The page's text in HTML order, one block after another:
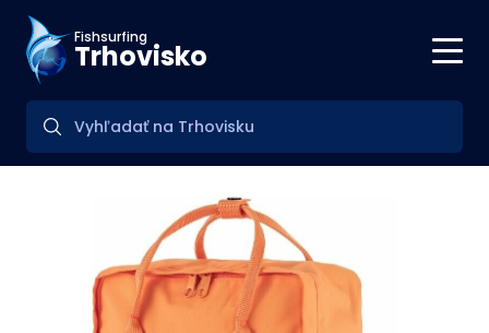
Fishsurfing
Trhovisko